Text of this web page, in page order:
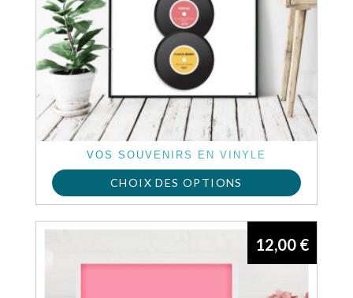
VOS SOUVENIRS EN VINYLE
CHOIX DES OPTIONS
12,00 €